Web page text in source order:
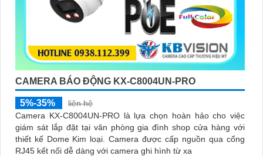
CAMERA BÁO ĐỘNG KX-C8004UN-PRO
5%-35%
liên hệ
Camera KX-C8004UN-PRO là lựa chọn hoàn hảo cho việc
giám sát lắp đặt tại văn phòng gia đình shop cửa hàng với
thiết kế Dome Kim loại. Camera được cấp nguồn qua cổng
RJ45 kết nối dễ dàng với camera ghi hình từ xa